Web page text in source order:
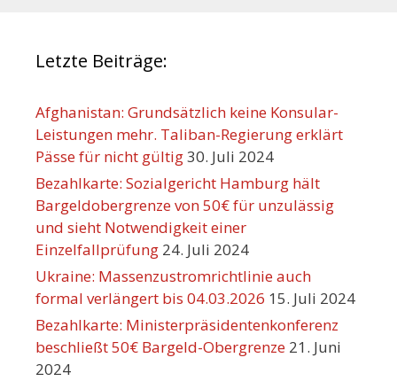
Letzte Beiträge:
Afghanistan: Grundsätzlich keine Konsular-
Leistungen mehr. Taliban-Regierung erklärt
Pässe für nicht gültig30. Juli 2024
Bezahlkarte: Sozialgericht Hamburg hält
Bargeldobergrenze von 50€ für unzulässig
und sieht Notwendigkeit einer
Einzelfallprüfung 24. Juli 2024
Ukraine: Massenzustromrichtlinie auch
formal verlängert bis 04.03.2026 15. Juli 2024
Bezahlkarte: Ministerpräsidentenkonferenz
beschließt 50€ Bargeld-Obergrenze 21. Juni
2024